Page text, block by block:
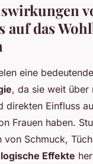
von
• 4 min de lecture
auf das
eine
, da sie weit über
direkten Einfluss
Frauen haben.
von Schmuck,
Effekte